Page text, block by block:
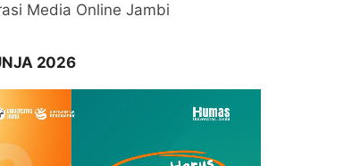
Media Online Jambi
2026